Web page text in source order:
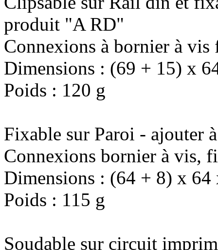
produit "A RD"
Connexions à bornier à
Dimensions : (69 + 15) x
Poids : 120 g
Fixable sur Paroi - ajouter
Connexions bornier à vis,
Dimensions : (64 + 8) x 64
Poids : 115 g
Soudable sur circuit